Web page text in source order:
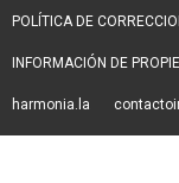
POLÍTICA DE
INFORMACIÓN DE
harmonia.la